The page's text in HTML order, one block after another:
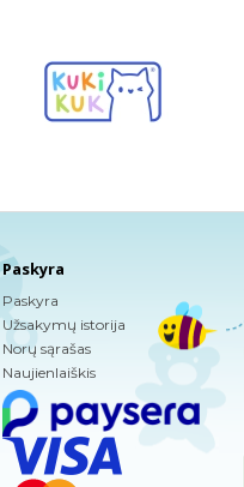
Paskyra
Paskyra
Užsakymų istorija
Norų sąrašas
Naujienlaiškis